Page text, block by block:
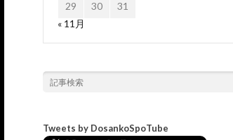
29 30
31
« 11月
Tweets by DosankoSpoTube